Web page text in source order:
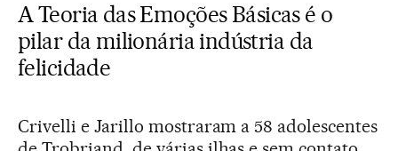
A Teoria das Emoções Básicas é o
pilar da milionária indústria da
felicidade
Crivelli e Jarillo mostraram a 58 adolescentes